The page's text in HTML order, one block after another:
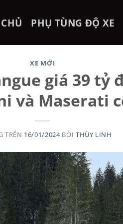
PHỤ TÙNG ĐỘ XE
XE MỚI
giá 39 tỷ
và Maserati
TRÊN 16/01/2024 BỞI THÙY LINH